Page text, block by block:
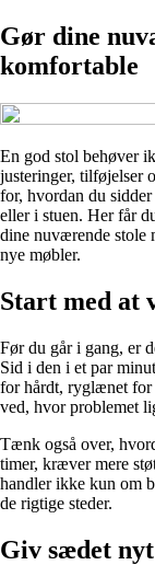
Gør dine
komfortable
En god stol behøver
justeringer, tilføjelser
for, hvordan du
eller i stuen. Her får
dine nuværende stole
nye møbler.
Start med at
Før du går i gang, er
Sid i den i et par
for hårdt, ryglænet for
ved, hvor problemet
Tænk også over,
timer, kræver mere
handler ikke kun om
de rigtige steder.
Giv sædet